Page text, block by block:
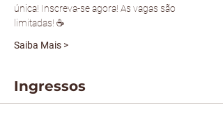
única! Inscreva-se agora! As vagas são
limitadas! ☕
Saiba Mais >
Ingressos